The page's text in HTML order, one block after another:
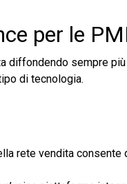
per le
sempre
di tecnologia.
rete vendita